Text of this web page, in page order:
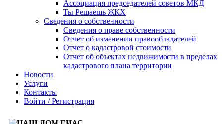
Ассоциация председателей советов МКД
Ты Решаешь ЖКХ
Сведения о собственности
Сведения о праве собственности
Отчет об изменении правообладателей
Отчет о кадастровой стоимости
Отчет об объектах недвижимости в пределах
кадастрового плана территории
Новости
Услуги
Контакты
Войти / Регистрация